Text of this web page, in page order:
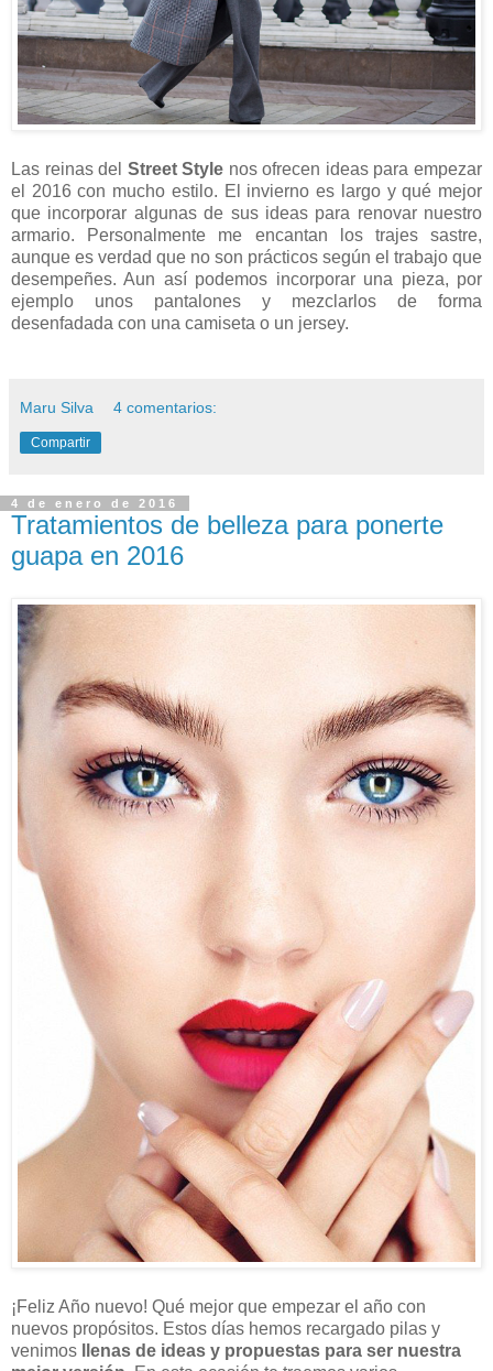
Las reinas del Street Style nos ofrecen ideas para empezar
el 2016 con mucho estilo. El invierno es largo y qué mejor
que incorporar algunas de sus ideas para renovar nuestro
armario. Personalmente me encantan los trajes sastre,
aunque es verdad que no son prácticos según el trabajo que
desempeñes. Aun así podemos incorporar una pieza, por
ejemplo unos pantalones y mezclarlos de forma
desenfadada con una camiseta o un jersey.
Maru Silva 4 comentarios:
Compartir
4 de enero de 2016
Tratamientos de belleza para ponerte
guapa en 2016
¡Feliz Año nuevo! Qué mejor que empezar el año con
nuevos propósitos. Estos días hemos recargado pilas y
venimos
llenas de ideas y propuestas para ser nuestra